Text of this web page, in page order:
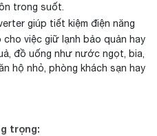
trong suốt.
giúp tiết kiệm điện năng
việc giữ lạnh bảo quản hay
đồ uống như nước ngọt, bia,
hộ nhỏ, phòng khách sạn hay
trọng: